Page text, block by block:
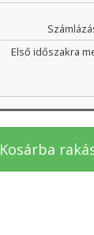
Első időszakra
Kosárba